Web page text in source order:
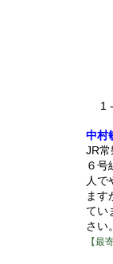
1 -
中村
JR
６号
人で
ます
てい
さい。
【最